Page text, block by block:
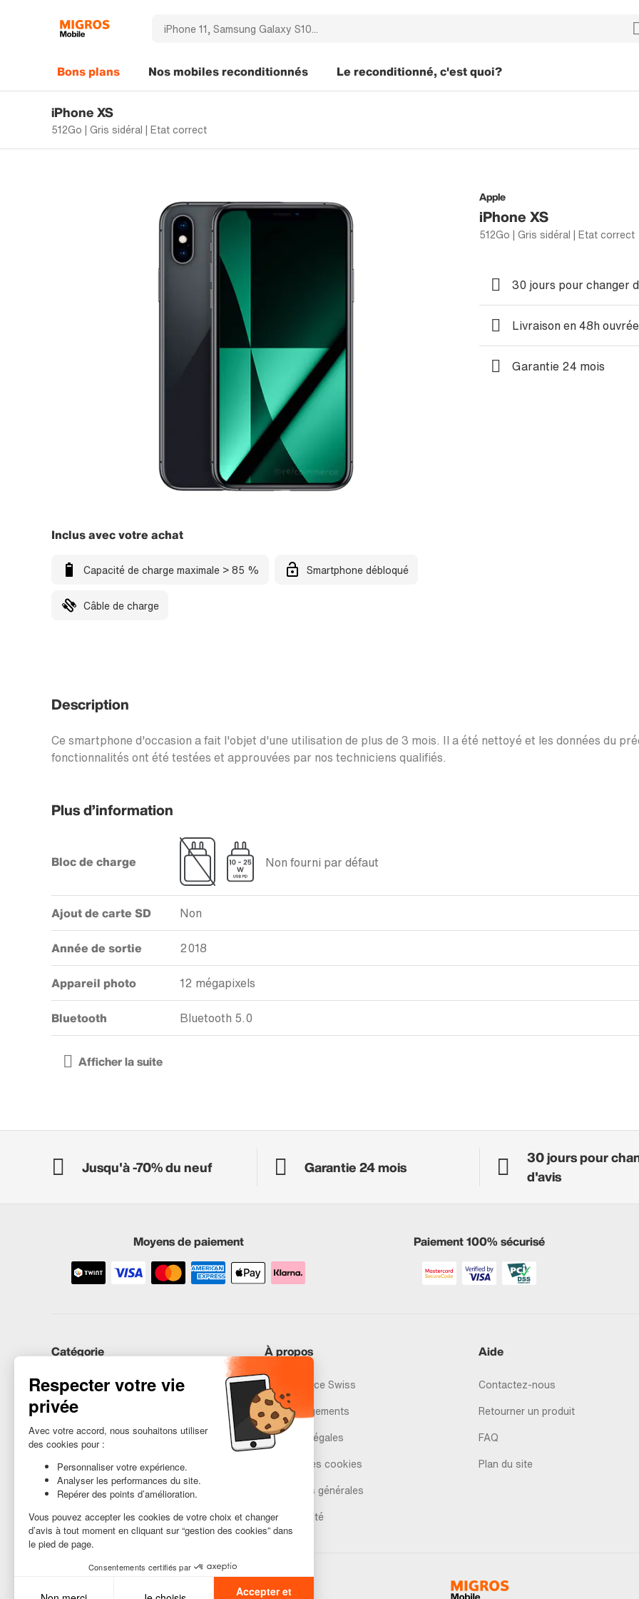
Bons plans Nos mobiles reconditionnés Le reconditionné, c'est quoi?
iPhone XS
512Go | Gris sidéral | Etat correct
Apple
iPhone XS
512Go | Gris sidéral | Etat correct
Inclus avec votre achat
Capacité de charge maximale > 85 % Smartphone débloqué
Câble de charge
30 jours pour changer
Livraison en 48h
Garantie 24 mois
Description
Ce smartphone d'occasion a fait l'objet d'une utilisation de plus de 3 mois. Il a été nettoyé et les données du
fonctionnalités ont été testées et approuvées par nos techniciens qualifiés.
Plus d’information
Bloc de charge Non fourni par défaut
Ajout de carte SD Non
Année de sortie 2018
Appareil photo 12 mégapixels
Bluetooth Bluetooth 5.0
Jusqu'à -70% du neuf Garantie 24 mois
30 jours pour
d'avis
Moyens de paiement Paiement 100% sécurisé
Catégorie
iPhones
Samsung
Huawei
Besoin d’aide ?
À propos
Recommerce Swiss
Nos engagements
Mentions légales
Gestion des cookies
Conditions générales
Accessibilité
Aide
Contactez-nous
Retourner un produit
FAQ
Plan du site